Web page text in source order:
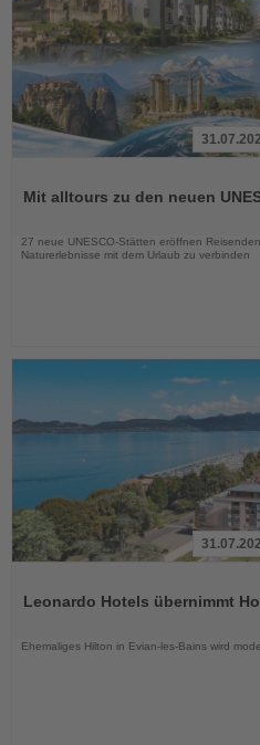
dieMit alltours zu den neuen
27 neue UNESCO-Stätten eröffnen
Naturerlebnisse mit dem Urlaub zu verbinden
dieLeonardo Hotels übernimmt
Ehemaliges Hilton in Evian-les-Bains wird